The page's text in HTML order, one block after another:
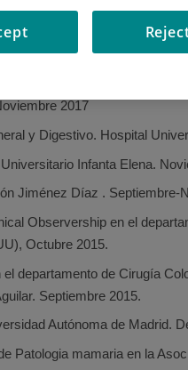
General y del Aparato
y Patología Mamaria.
2017
y Digestivo. Hospital
Infanta Elena.
Jiménez Díaz . Septiembre-
Observership en el
Octubre 2015.
departamento de Cirugía
Septiembre 2015.
Autónoma de Madrid.
Patologia mamaria en la